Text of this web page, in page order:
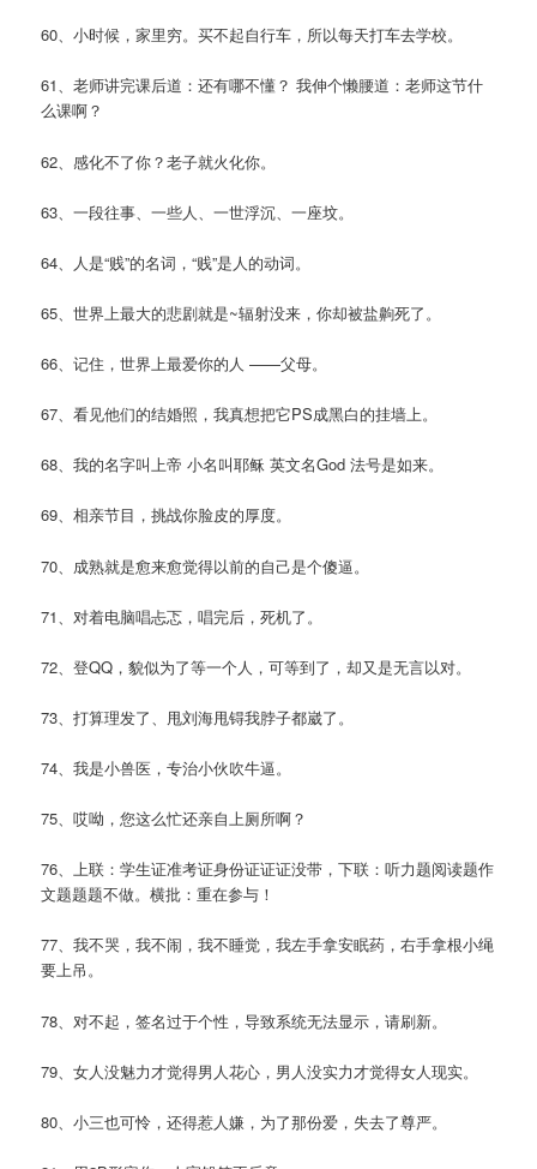
60、小时候，家里穷。买不起自行车，所以每天打车去学校。
61、老师讲完课后道：还有哪不懂？ 我伸个懒腰道：老师这节什
么课啊？
62、感化不了你？老子就火化你。
63、一段往事、一些人、一世浮沉、一座坟。
64、人是“贱”的名词，“贱”是人的动词。
65、世界上最大的悲剧就是~辐射没来，你却被盐齁死了。
66、记住，世界上最爱你的人 ——父母。
67、看见他们的结婚照，我真想把它PS成黑白的挂墙上。
68、我的名字叫上帝 小名叫耶稣 英文名God 法号是如来。
69、相亲节目，挑战你脸皮的厚度。
70、成熟就是愈来愈觉得以前的自己是个傻逼。
71、对着电脑唱忐忑，唱完后，死机了。
72、登QQ，貌似为了等一个人，可等到了，却又是无言以对。
73、打算理发了、甩刘海甩锝我脖子都崴了。
74、我是小兽医，专治小伙吹牛逼。
75、哎呦，您这么忙还亲自上厕所啊？
76、上联：学生证准考证身份证证证没带，下联：听力题阅读题作
文题题题不做。横批：重在参与！
77、我不哭，我不闹，我不睡觉，我左手拿安眠药，右手拿根小绳
要上吊。
78、对不起，签名过于个性，导致系统无法显示，请刷新。
79、女人没魅力才觉得男人花心，男人没实力才觉得女人现实。
80、小三也可怜，还得惹人嫌，为了那份爱，失去了尊严。